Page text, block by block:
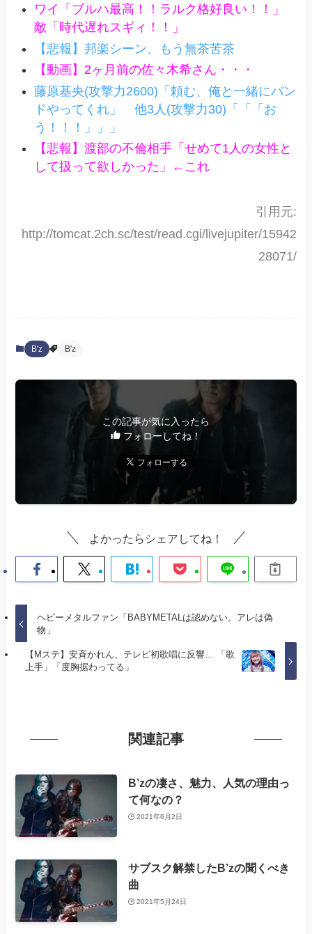
ワイ「ブルハ最高！！ラルク格好良い！！」
敵「時代遅れスギィ！！」
【悲報】邦楽シーン、もう無茶苦茶
【動画】2ヶ月前の佐々木希さん・・・
藤原基央(攻撃力2600)「頼む、俺と一緒にバン
ドやってくれ」 他3人(攻撃力30)「「「お
う！！！」」」
【悲報】渡部の不倫相手「せめて1人の女性と
して扱って欲しかった」←これ
引用元:
http://tomcat.2ch.sc/test/read.cgi/livejupiter/15942
28071/
B'z B'z
この記事が気に入ったら
フォローしてね！
よかったらシェアしてね！
ヘビーメタルファン「BABYMETALは認めない。アレは偽
物」
【Mステ】安斉かれん、テレビ初歌唱に反響… 「歌
上手」「度胸据わってる」
関連記事
B’zの凄さ、魅力、人気の理由っ
て何なの？
2021年6月2日
サブスク解禁したB’zの聞くべき
曲
2021年5月24日